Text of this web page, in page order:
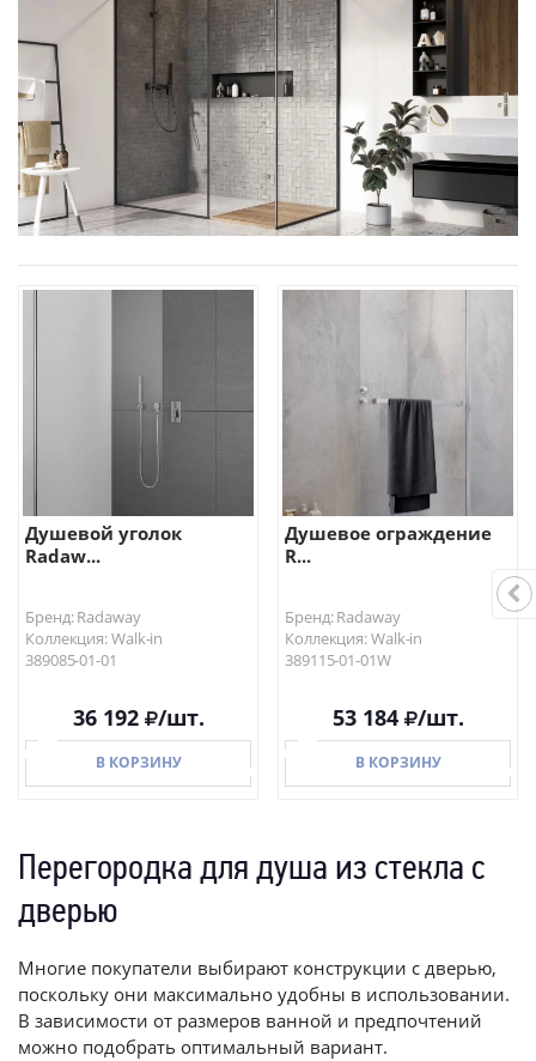
Душевой уголок
Radaw...
Бренд: Radaway
Коллекция: Walk-in
389085-01-01
36 192 /шт.
В КОРЗИНУ
Душевое ограждение
R...
Бренд: Radaway
Коллекция: Walk-in
389115-01-01W
53 184 /шт.
В КОРЗИНУ
Перегородка для душа из стекла с
дверью
Многие покупатели выбирают конструкции с дверью,
поскольку они максимально удобны в использовании.
В зависимости от размеров ванной и предпочтений
можно подобрать оптимальный вариант.